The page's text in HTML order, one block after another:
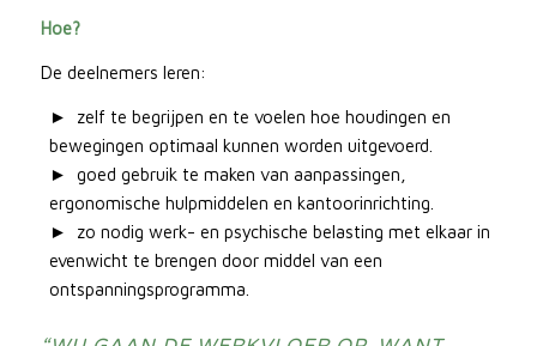
Hoe?
De deelnemers leren:
zelf te begrijpen en te voelen hoe houdingen en
bewegingen optimaal kunnen worden uitgevoerd.
goed gebruik te maken van aanpassingen,
ergonomische hulpmiddelen en kantoorinrichting.
zo nodig werk- en psychische belasting met elkaar in
evenwicht te brengen door middel van een
ontspanningsprogramma.